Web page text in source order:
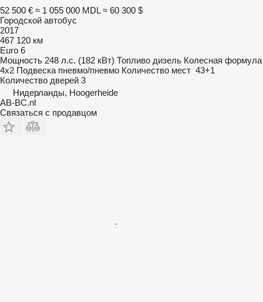
52 500 € ≈ 1 055 000 MDL ≈ 60 300 $
Городской автобус
2017
467 120 км
Euro 6
Мощность 248 л.с. (182 кВт) Топливо дизель Колесная формула
4x2 Подвеска пневмо/пневмо Количество мест 43+1
Количество дверей 3
Нидерланды, Hoogerheide
AB-BC.nl
Связаться с продавцом